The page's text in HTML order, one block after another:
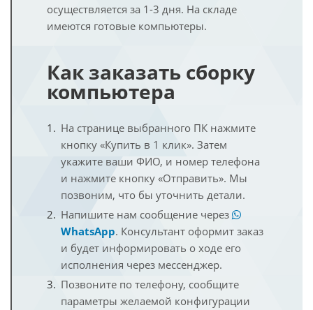
осуществляется за 1-3 дня. На складе
имеются готовые компьютеры.
Как заказать сборку
компьютера
На странице выбранного ПК нажмите
кнопку «Купить в 1 клик». Затем
укажите ваши ФИО, и номер телефона
и нажмите кнопку «Отправить». Мы
позвоним, что бы уточнить детали.
Напишите нам сообщение через
WhatsApp. Консультант оформит заказ
и будет информировать о ходе его
исполнения через мессенджер.
Позвоните по телефону, сообщите
параметры желаемой конфигурации